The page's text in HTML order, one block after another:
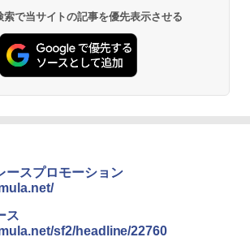
で当サイトの記事を優先表示させる
ースプロモーション
ス
sf2/headline/22760